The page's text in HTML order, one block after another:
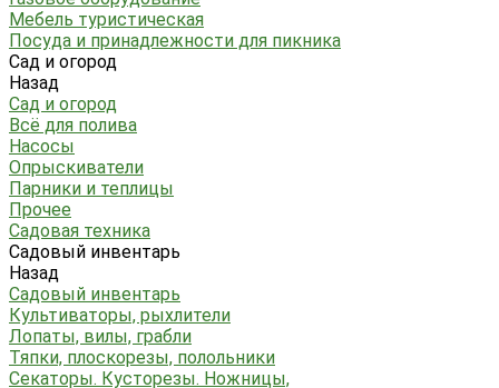
Мебель туристическая
Посуда и принадлежности для пикника
Сад и огород
Назад
Сад и огород
Всё для полива
Насосы
Опрыскиватели
Парники и теплицы
Прочее
Садовая техника
Садовый инвентарь
Назад
Садовый инвентарь
Культиваторы, рыхлители
Лопаты, вилы, грабли
Тяпки, плоскорезы, полольники
Секаторы. Кусторезы. Ножницы,